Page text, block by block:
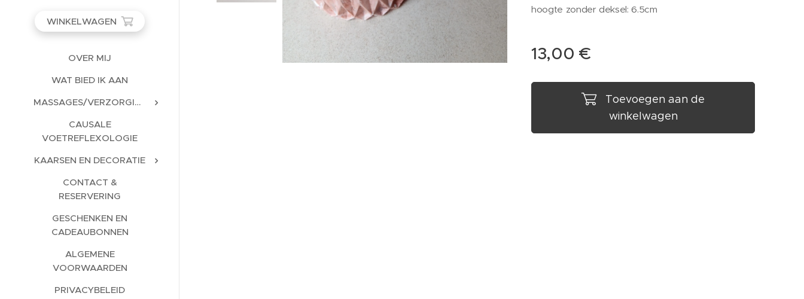
WINKELWAGEN
OVER MIJ
WAT BIED IK AAN
MASSAGES/VERZORGINGEN
CAUSALE
VOETREFLEXOLOGIE
KAARSEN EN DECORATIE
CONTACT &
RESERVERING
GESCHENKEN EN
CADEAUBONNEN
ALGEMENE
VOORWAARDEN
PRIVACYBELEID
hoogte zonder deksel: 6.5cm
13,00 €
Toevoegen aan de
winkelwagen